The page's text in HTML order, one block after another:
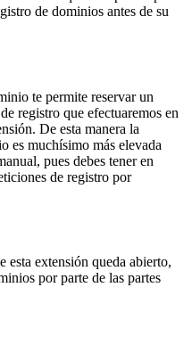
de dominios antes de su
te permite reservar un
registro que efectuaremos en
De esta manera la
es muchísimo más elevada
pues debes tener en
de registro por
esta extensión queda abierto,
por parte de las partes